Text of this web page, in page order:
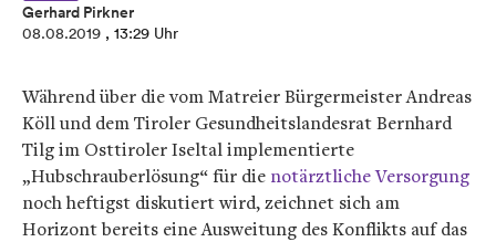
Gerhard Pirkner
08.08.2019 , 13:29 Uhr
Während über die vom Matreier Bürgermeister Andreas
Köll und dem Tiroler Gesundheitslandesrat Bernhard
Tilg im Osttiroler Iseltal implementierte
„Hubschrauberlösung“ für die notärztliche Versorgung
noch heftigst diskutiert wird, zeichnet sich am
Horizont bereits eine Ausweitung des Konflikts auf das